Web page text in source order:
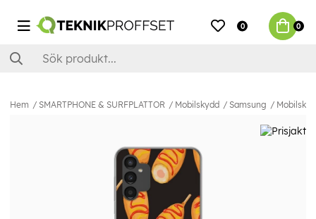
0 0
Hem SMARTPHONE & SURFPLATTOR Mobilskydd Samsung